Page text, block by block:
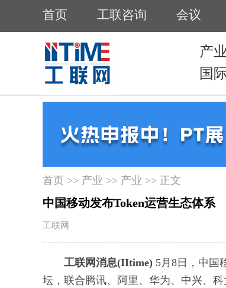
首页 >> 产业 >> 产业 >> 正文
中国移动发布Token运营生态体系
工联网
工联网消息(IItime) 5月8日，中国
坛，联合腾讯、阿里、华为、中兴、